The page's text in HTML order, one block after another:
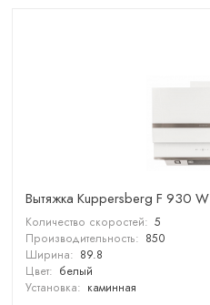
Вытяжка Kuppersberg F 930 W
Количество скоростей: 5
Производительность: 850
Ширина: 89.8
Цвет: белый
Установка: каминная